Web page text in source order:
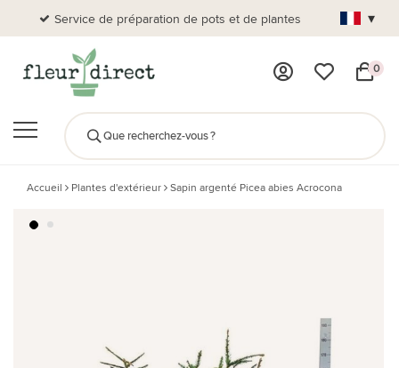
Service de préparation de pots et de plantes Plus
▾
0
Accueil Plantes d'extérieur Sapin argenté Picea abies Acrocona